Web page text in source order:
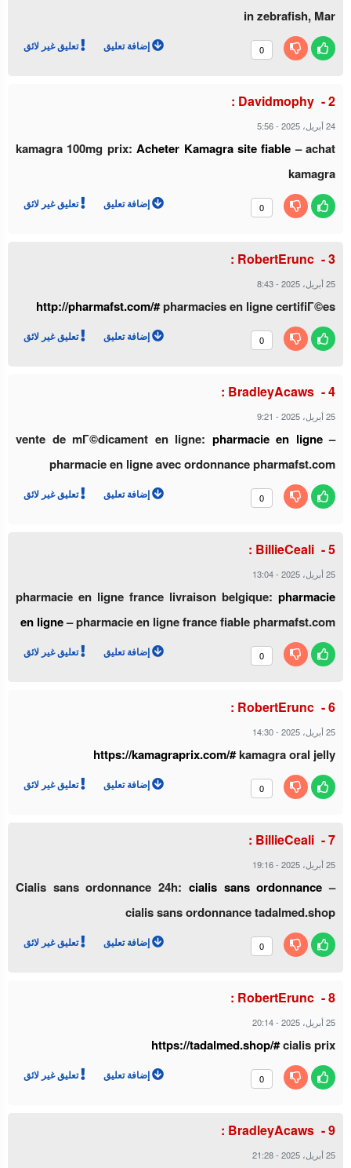
in zebrafish, Mar
0 إضافة تعليق تعليق غير لائق
Davidmophy :
24 أبريل، 2025 -
5:56
kamagra 100mg prix:Acheter Kamagra site fiable – achat
kamagra
0 إضافة تعليق تعليق غير لائق
RobertErunc :
25 أبريل، 2025 -
8:43
http://pharmafst.com/#pharmacies en ligne certifiГ©es
0 إضافة تعليق تعليق غير لائق
BradleyAcaws :
25 أبريل، 2025 -
9:21
vente de mГ©dicament en ligne: pharmacie en ligne–
pharmacie en ligne avec ordonnance pharmafst.com
0 إضافة تعليق تعليق غير لائق
BillieCeali :
25 أبريل، 2025 -
13:04
pharmacie en ligne france livraison belgique: pharmacie
en ligne– pharmacie en ligne france fiable pharmafst.com
0 إضافة تعليق تعليق غير لائق
RobertErunc :
25 أبريل، 2025 -
14:30
https://kamagraprix.com/#kamagra oral jelly
0 إضافة تعليق تعليق غير لائق
BillieCeali :
25 أبريل، 2025 -
19:16
Cialis sans ordonnance 24h: cialis sans ordonnance –
cialis sans ordonnance tadalmed.shop
0 إضافة تعليق تعليق غير لائق
RobertErunc :
25 أبريل، 2025 -
20:14
https://tadalmed.shop/#cialis prix
0 إضافة تعليق تعليق غير لائق
BradleyAcaws :
25 أبريل، 2025 -
21:28